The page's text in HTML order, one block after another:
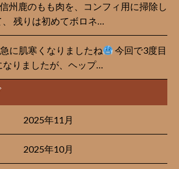
州鹿のもも肉を、コンフィ用に掃除し
、 残りは初めてボロネ…
に肌寒くなりましたね
今回で3度目
なりましたが、ヘップ…
2025年11月
2025年10月